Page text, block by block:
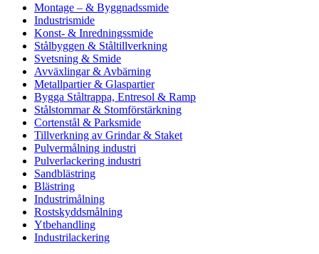
Montage – & Byggnadssmide
Industrismide
Konst- & Inredningssmide
Stålbyggen & Ståltillverkning
Svetsning & Smide
Avväxlingar & Avbärning
Metallpartier & Glaspartier
Bygga Ståltrappa, Entresol & Ramp
Stålstommar & Stomförstärkning
Cortenstål & Parksmide
Tillverkning av Grindar & Staket
Pulvermålning industri
Pulverlackering industri
Sandblästring
Blästring
Industrimålning
Rostskyddsmålning
Ytbehandling
Industrilackering